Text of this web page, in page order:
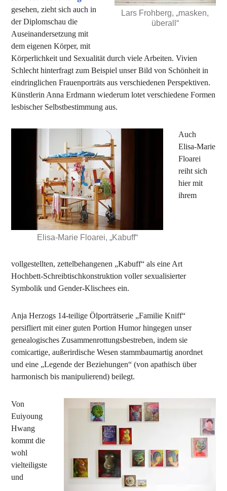
Lars Frohberg, „masken,
überall“
gesehen, zieht sich auch in
der Diplomschau die
Auseinandersetzung mit
dem eigenen Körper, mit
Körperlichkeit und Sexualität durch viele Arbeiten. Vivien
Schlecht hinterfragt zum Beispiel unser Bild von Schönheit in
eindringlichen Frauenporträts aus verschiedenen Perspektiven.
Künstlerin Anna Erdmann wiederum lotet verschiedene Formen
lesbischer Selbstbestimmung aus.
Elisa-Marie Floarei, „Kabuff“
Auch
Elisa-Marie
Floarei
reiht sich
hier mit
ihrem
vollgestellten, zettelbehangenen „Kabuff“ als eine Art
Hochbett-Schreibtischkonstruktion voller sexualisierter
Symbolik und Gender-Klischees ein.
Anja Herzogs 14-teilige Ölporträtserie „Familie Kniff“
persifliert mit einer guten Portion Humor hingegen unser
genealogisches Zusammenrottungsbestreben, indem sie
comicartige, außerirdische Wesen stammbaumartig anordnet
und eine „Legende der Beziehungen“ (von apathisch über
harmonisch bis manipulierend) beilegt.
Von
Euiyoung
Hwang
kommt die
wohl
vielteiligste
und